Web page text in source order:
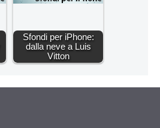
Sfondi per iPhone:
dalla neve a Luis
Vitton